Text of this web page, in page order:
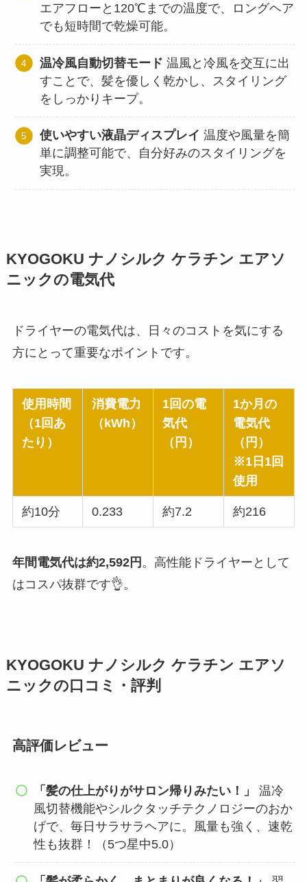
エアフローと120℃までの温度で、ロングヘア
でも短時間で乾燥可能。
温冷風自動切替モード 温風と冷風を交互に出
すことで、髪を優しく乾かし、スタイリング
をしっかりキープ。
使いやすい液晶ディスプレイ 温度や風量を簡
単に調整可能で、自分好みのスタイリングを
実現。
KYOGOKU ナノシルク ケラチン エアソ
ニックの電気代
ドライヤーの電気代は、日々のコストを気にする
方にとって重要なポイントです。
使用時間
（1回あ
たり）
消費電力
（kWh）
1回の電
気代
（円）
1か月の
電気代
（円）
※1日1回
使用
約10分 0.233 約7.2 約216
年間電気代は約2,592円 。高性能ドライヤーとして
はコスパ抜群です👌。
KYOGOKU ナノシルク ケラチン エアソ
ニックの口コミ・評判
高評価レビュー
「髪の仕上がりがサロン帰りみたい！」
温冷
風切替機能やシルクタッチテクノロジーのおか
げで、毎日サラサラヘアに。風量も強く、速乾
性も抜群！（5つ星中5.0）